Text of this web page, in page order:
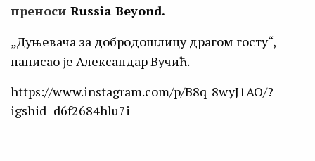
преноси Russia Beyond.
„Дуњевача за добродошлицу драгом госту“,
написао је Александар Вучић.
https://www.instagram.com/p/B8q_8wyJ1AO/?
igshid=d6f2684hlu7i